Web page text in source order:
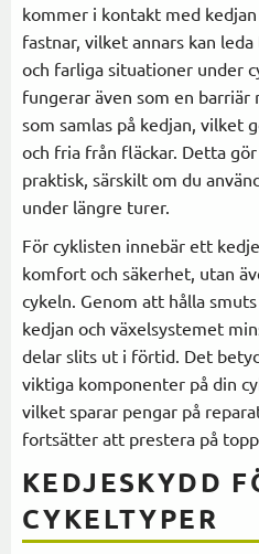
kommer i kontakt med
fastnar, vilket annars kan
och farliga situationer under
fungerar även som en barriär
som samlas på kedjan, vilket
och fria från fläckar. Detta
praktisk, särskilt om du
under längre turer.
För cyklisten innebär ett
komfort och säkerhet, utan
cykeln. Genom att hålla
kedjan och växelsystemet
delar slits ut i förtid. Det
viktiga komponenter på din
vilket sparar pengar på
fortsätter att prestera på
KEDJESKYDD
CYKELTYPER